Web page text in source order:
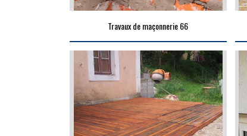
Travaux de maçonnerie 66